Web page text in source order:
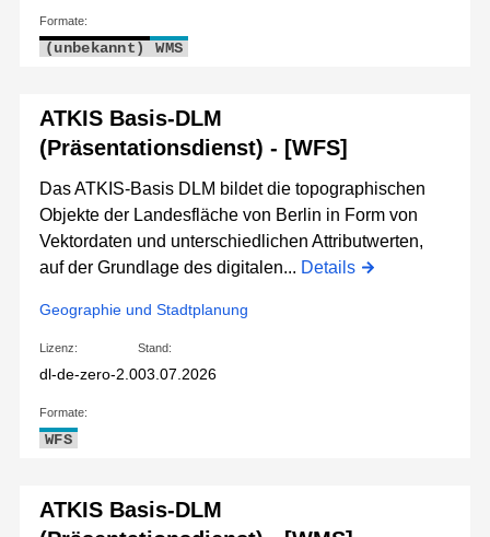
Formate:
(unbekannt) WMS
ATKIS Basis-DLM
(Präsentationsdienst) - [WFS]
Das ATKIS-Basis DLM bildet die topographischen
Objekte der Landesfläche von Berlin in Form von
Vektordaten und unterschiedlichen Attributwerten,
auf der Grundlage des digitalen... Details
Geographie und Stadtplanung
Lizenz:
dl-de-zero-2.0
Stand:
03.07.2026
Formate:
WFS
ATKIS Basis-DLM